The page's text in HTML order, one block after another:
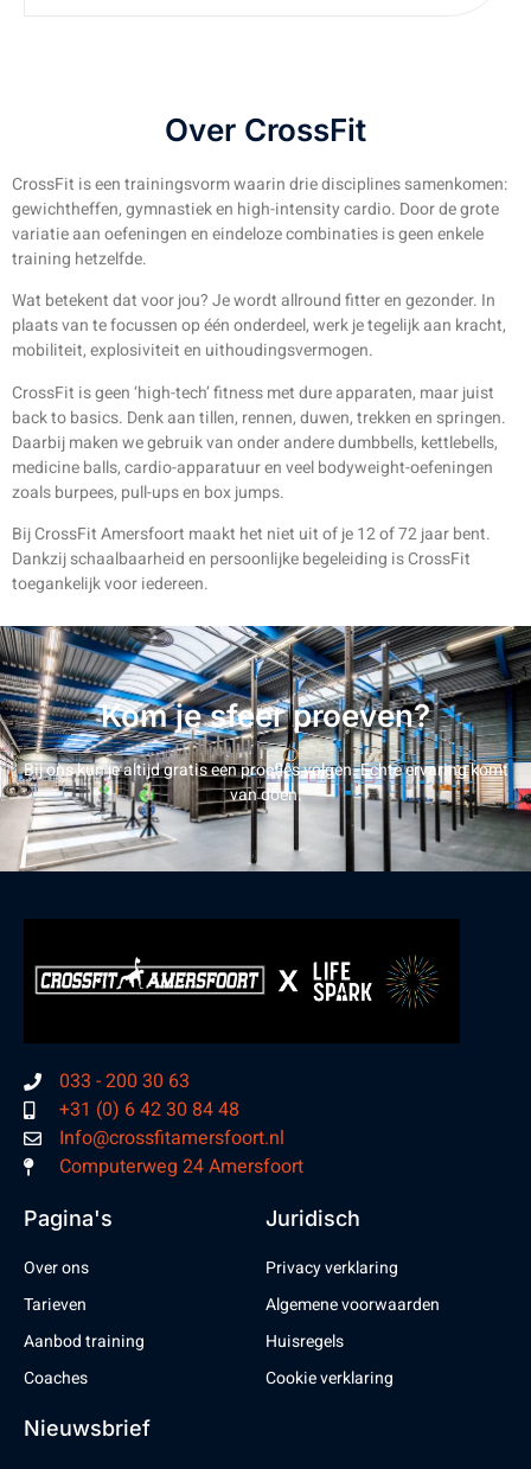
Over CrossFit
CrossFit is een trainingsvorm waarin drie disciplines samenkomen:
gewichtheffen, gymnastiek en high-intensity cardio. Door de grote
variatie aan oefeningen en eindeloze combinaties is geen enkele
training hetzelfde.
Wat betekent dat voor jou? Je wordt allround fitter en gezonder. In
plaats van te focussen op één onderdeel, werk je tegelijk aan kracht,
mobiliteit, explosiviteit en uithoudingsvermogen.
CrossFit is geen ‘high-tech’ fitness met dure apparaten, maar juist
back to basics. Denk aan tillen, rennen, duwen, trekken en springen.
Daarbij maken we gebruik van onder andere dumbbells, kettlebells,
medicine balls, cardio-apparatuur en veel bodyweight-oefeningen
zoals burpees, pull-ups en box jumps.
Bij CrossFit Amersfoort maakt het niet uit of je 12 of 72 jaar bent.
Dankzij schaalbaarheid en persoonlijke begeleiding is CrossFit
toegankelijk voor iedereen.
Kom je sfeer proeven?
Bij ons kun je altijd gratis een proefles volgen. Echte ervaring komt
van doen.
033 - 200 30 63
+31 (0) 6 42 30 84 48
Info@crossfitamersfoort.nl
Computerweg 24 Amersfoort
Pagina's
Over ons
Tarieven
Aanbod training
Coaches
Juridisch
Privacy verklaring
Algemene voorwaarden
Huisregels
Cookie verklaring
Nieuwsbrief